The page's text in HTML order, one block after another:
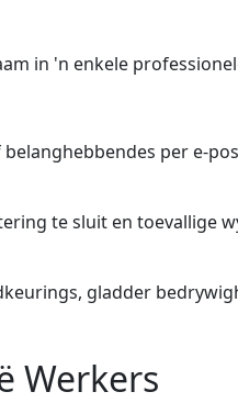
in 'n enkele
per e-
te sluit en toevallige
gladder
Werkers